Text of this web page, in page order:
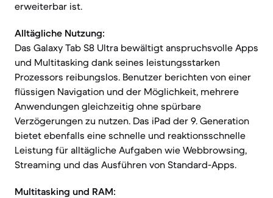
erweiterbar ist.
Alltägliche Nutzung:
Das Galaxy Tab S8 Ultra bewältigt anspruchsvolle Apps
und Multitasking dank seines leistungsstarken
Prozessors reibungslos. Benutzer berichten von einer
flüssigen Navigation und der Möglichkeit, mehrere
Anwendungen gleichzeitig ohne spürbare
Verzögerungen zu nutzen. Das iPad der 9. Generation
bietet ebenfalls eine schnelle und reaktionsschnelle
Leistung für alltägliche Aufgaben wie Webbrowsing,
Streaming und das Ausführen von Standard-Apps.
Multitasking und RAM: